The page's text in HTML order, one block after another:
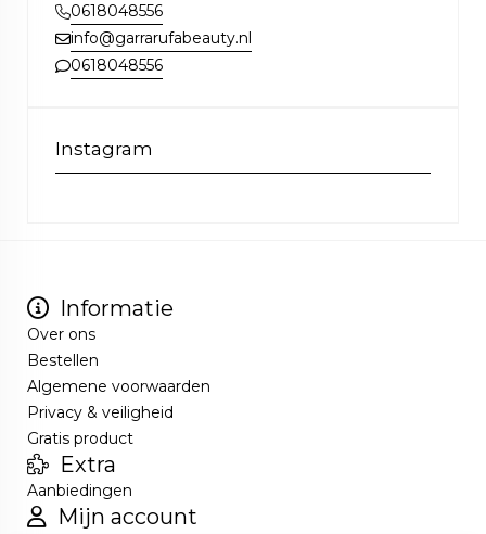
0618048556
info@garrarufabeauty.nl
0618048556
Instagram
Informatie
Over ons
Bestellen
Algemene voorwaarden
Privacy & veiligheid
Gratis product
Extra
Aanbiedingen
Mijn account